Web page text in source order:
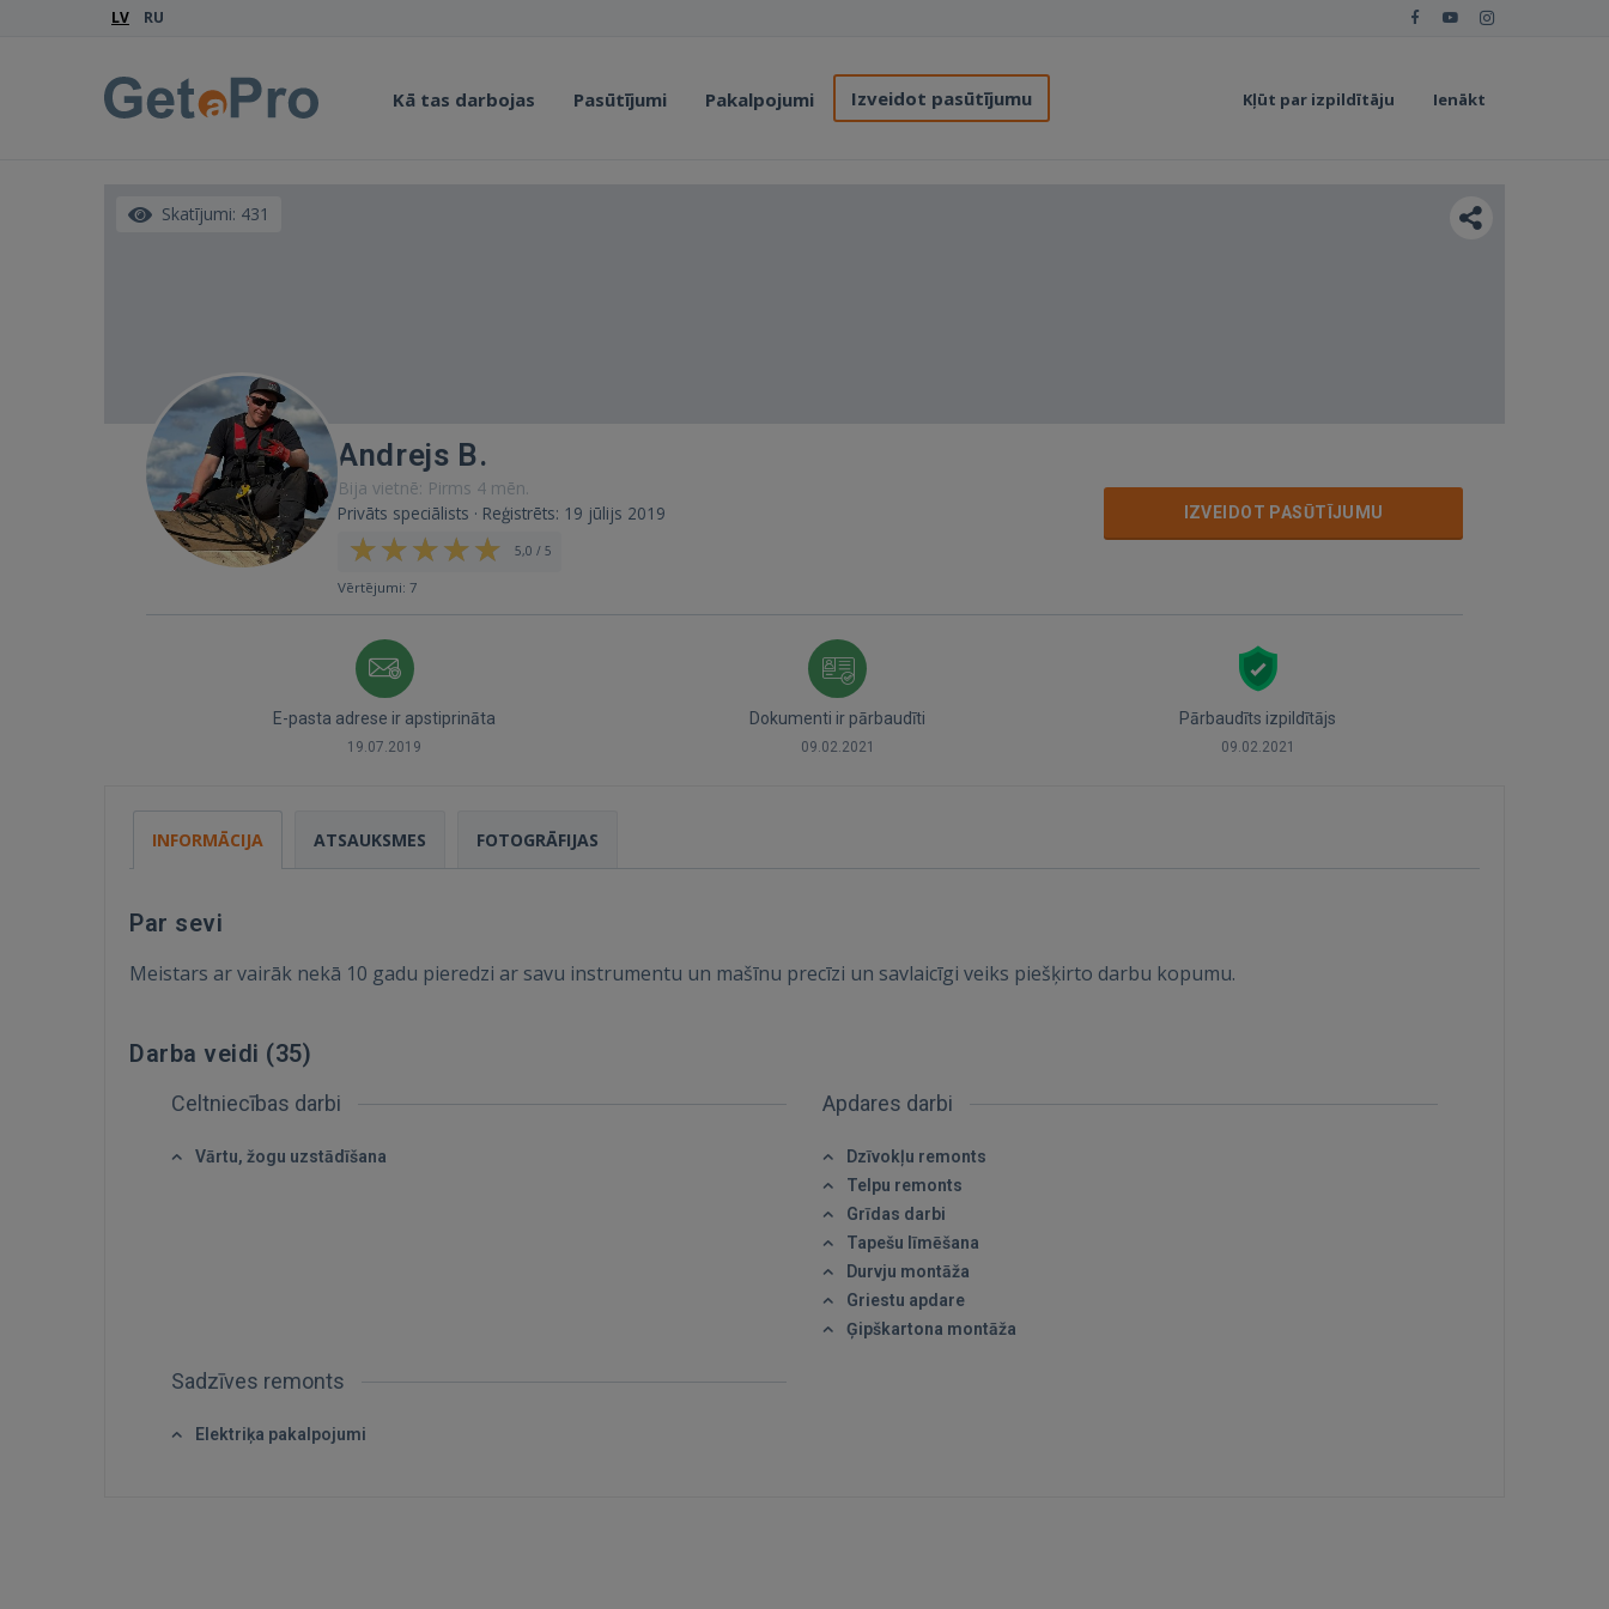
LV RU
Kā tas darbojas Pasūtījumi Pakalpojumi Izveidot pasūtījumu Kļūt par izpildītāju Ienākt
Ienākt
FACEBOOK
GOOGLE
 Sign in with Apple
Vēl neesat reģistrējies?
Skatījumi: 431
Andrejs B.
Bija vietnē: Pirms 4 mēn.
Privāts speciālists · Reģistrēts: 19 jūlijs 2019
5,0 / 5
Vērtējumi: 7
IZVEIDOT PASŪTĪJUMU
E-pasta adrese ir apstiprināta
19.07.2019
Dokumenti ir pārbaudīti
09.02.2021
Pārbaudīts izpildītājs
09.02.2021
INFORMĀCIJA ATSAUKSMES FOTOGRĀFIJAS
Par sevi
Meistars ar vairāk nekā 10 gadu pieredzi ar savu instrumentu un mašīnu precīzi un savlaicīgi veiks piešķirto darbu kopumu.
Darba veidi (35)
Celtniecības darbi
Vārtu, žogu uzstādīšana
Apdares darbi
Dzīvokļu remonts
Telpu remonts
Grīdas darbi
Tapešu līmēšana
Durvju montāža
Griestu apdare
Ģipškartona montāža
Sadzīves remonts
Elektriķa pakalpojumi